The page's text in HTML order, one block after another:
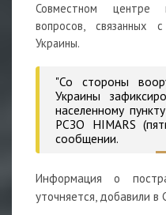
Совместном центре
вопросов, связанных
Украины.
"Со стороны
Украины
населенному
РСЗО HIMARS
сообщении.
Информация о
уточняется, добавили в